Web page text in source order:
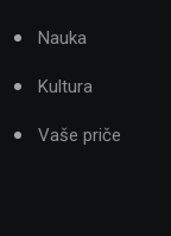
Nauka
Kultura
Vaše priče